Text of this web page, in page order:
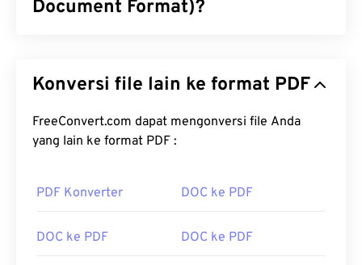
Document Format)?
dokumen teks dan gambar grafis, menjadikannya
digunakan saat ini. Alasan PDF begitu populer
adalah karena dapat mempertahankan format
PDF?
Konversi file lain ke format PDF
FreeConvert.com dapat mengonversi file Anda
yang lain ke format PDF :
PDF Konverter DOC ke PDF
DOC ke PDF DOC ke PDF